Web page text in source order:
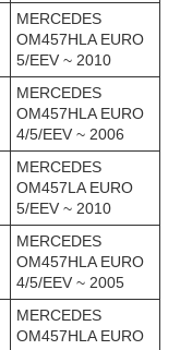
MERCEDES
OM457HLA EURO
5/EEV ~ 2010
MERCEDES
OM457HLA EURO
4/5/EEV ~ 2006
MERCEDES
OM457LA EURO
5/EEV ~ 2010
MERCEDES
OM457HLA EURO
4/5/EEV ~ 2005
MERCEDES
OM457HLA EURO